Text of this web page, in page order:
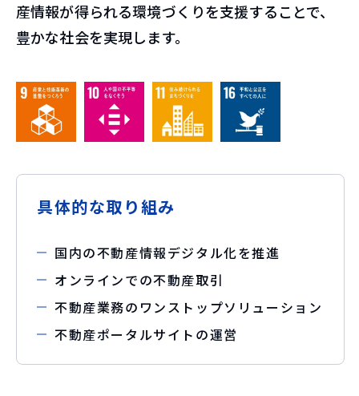
産情報が得られる環境づくりを支援することで、
豊かな社会を実現します。
具体的な取り組み
国内の不動産情報デジタル化を推進
オンラインでの不動産取引
不動産業務のワンストップソリューション
不動産ポータルサイトの運営